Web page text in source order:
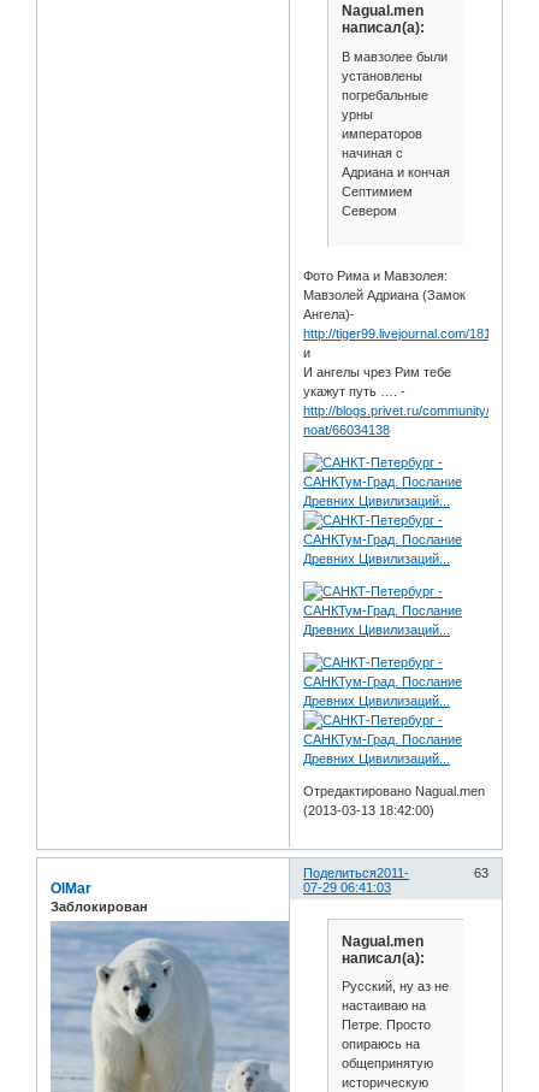
Nagual.men
написал(а):
В мавзолее были
установлены
погребальные
урны
императоров
начиная с
Адриана и кончая
Септимием
Севером
Фото Рима и Мавзолея:
Мавзолей Адриана (Замок
Ангела)-
http://tiger99.livejournal.com/181159.html
и
И ангелы чрез Рим тебе
укажут путь …. -
http://blogs.privet.ru/community/Art-
noat/66034138
Отредактировано Nagual.men
(2013-03-13 18:42:00)
Поделиться 63
2011-
07-29 06:41:03
OlMar
Заблокирован
Nagual.men
написал(а):
Русский, ну аз не
настаиваю на
Петре. Просто
опираюсь на
общепринятую
историческую